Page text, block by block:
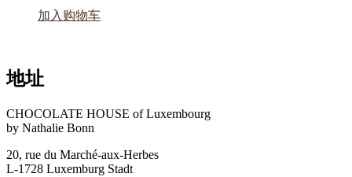
加入购物车
地址
CHOCOLATE HOUSE of Luxembourg
by Nathalie Bonn
20, rue du Marché-aux-Herbes
L-1728 Luxemburg Stadt